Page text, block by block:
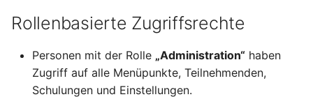
Rollenbasierte Zugriffsrechte
Personen mit der Rolle „Administration“ haben
Zugriff auf alle Menüpunkte, Teilnehmenden,
Schulungen und Einstellungen.